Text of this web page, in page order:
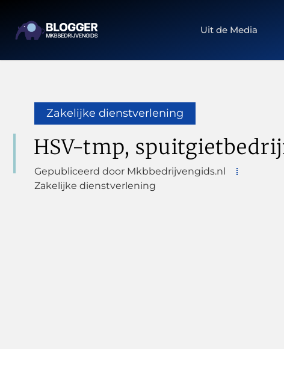
Uit de Media
Zakelijke dienstverlening
HSV-tmp,
Gepubliceerd door Mkbbedrijvengids.nl
Zakelijke dienstverlening